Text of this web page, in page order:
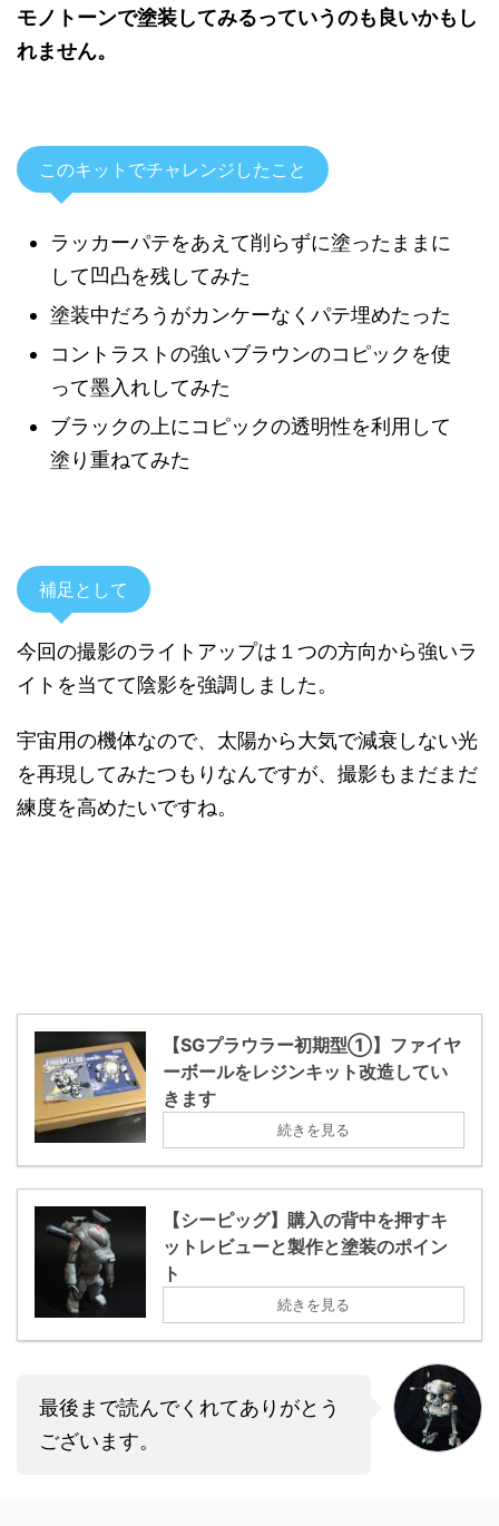
モノトーンで塗装してみるっていうのも良いかもし
れません。
このキットでチャレンジしたこと
ラッカーパテをあえて削らずに塗ったままに
して凹凸を残してみた
塗装中だろうがカンケーなくパテ埋めたった
コントラストの強いブラウンのコピックを使
って墨入れしてみた
ブラックの上にコピックの透明性を利用して
塗り重ねてみた
補足として
今回の撮影のライトアップは１つの方向から強いラ
イトを当てて陰影を強調しました。
宇宙用の機体なので、太陽から大気で減衰しない光
を再現してみたつもりなんですが、撮影もまだまだ
練度を高めたいですね。
【SGプラウラー初期型①】ファイヤ
ーボールをレジンキット改造してい
きます
続きを見る
【シーピッグ】購入の背中を押すキ
ットレビューと製作と塗装のポイン
ト
続きを見る
最後まで読んでくれてありがとう
ございます。